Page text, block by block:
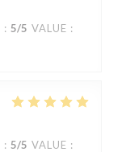
: 5/5 VALUE :
: 5/5 VALUE :